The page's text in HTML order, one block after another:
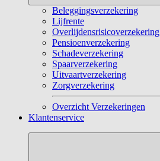
Beleggingsverzekering
Lijfrente
Overlijdensrisicoverzekering
Pensioenverzekering
Schadeverzekering
Spaarverzekering
Uitvaartverzekering
Zorgverzekering
Overzicht Verzekeringen
Klantenservice